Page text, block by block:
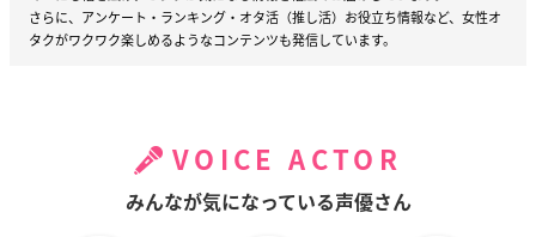
さらに、アンケート・ランキング・オタ活（推し活）お役立ち情報など、女性オ
タクがワクワク楽しめるようなコンテンツも発信しています。
VOICE ACTOR
みんなが気になっている声優さん